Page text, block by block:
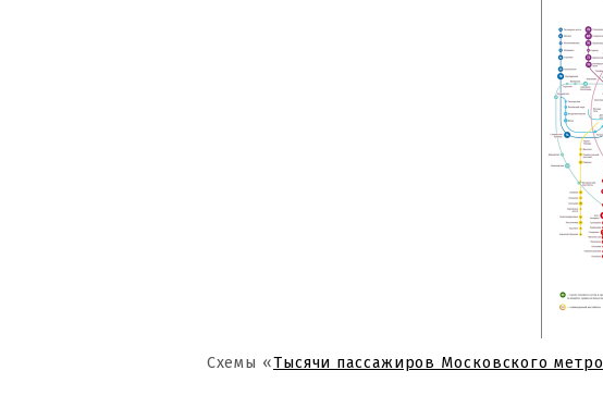
Схемы «Тысячи пассажиров Московского метро